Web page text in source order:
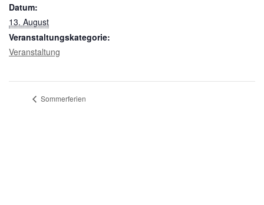
Datum:
13. August
Veranstaltungskategorie:
Veranstaltung
Sommerferien